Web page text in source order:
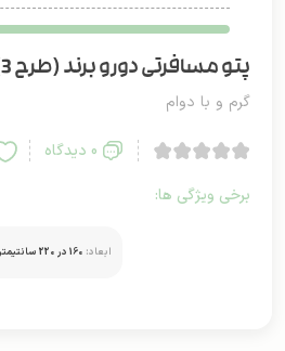
پتو مسافرتی دورو برند (طرح 3)
گرم و با دوام
0 دیدگاه
برخی ویژگی ها:
ابعاد: 160 در 220 سانتیمتر